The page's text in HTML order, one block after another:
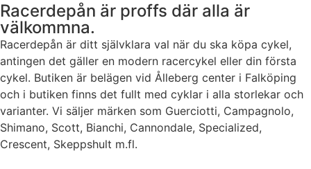
Racerdepån är proffs där alla är
välkommna.
Racerdepån är ditt självklara val när du ska köpa cykel,
antingen det gäller en modern racercykel eller din första
cykel. Butiken är belägen vid Ålleberg center i Falköping
och i butiken finns det fullt med cyklar i alla storlekar och
varianter. Vi säljer märken som Guerciotti, Campagnolo,
Shimano, Scott, Bianchi, Cannondale, Specialized,
Crescent, Skeppshult m.fl.